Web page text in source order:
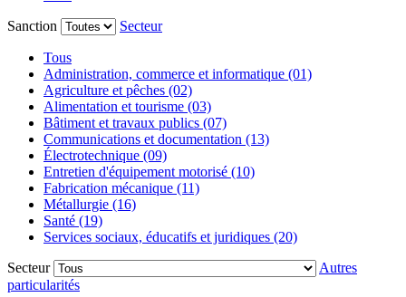
Sanction
Secteur
Tous
Administration, commerce et informatique (01)
Agriculture et pêches (02)
Alimentation et tourisme (03)
Bâtiment et travaux publics (07)
Communications et documentation (13)
Électrotechnique (09)
Entretien d'équipement motorisé (10)
Fabrication mécanique (11)
Métallurgie (16)
Santé (19)
Services sociaux, éducatifs et juridiques (20)
Secteur
Autres
particularités